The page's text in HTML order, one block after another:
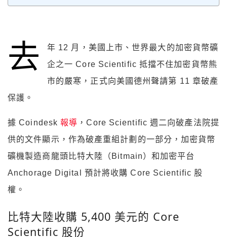
去
年 12 月，美國上市、世界最大的加密貨幣礦
企之一 Core Scientific 抵擋不住加密貨幣熊
市的嚴寒，正式向美國德州聲請第 11 章破產
保護。
據 Coindesk報導 ，Core Scientific 週二向破產法院提
供的文件顯示，作為破產重組計劃的一部分，加密貨幣
礦機製造商龍頭比特大陸（Bitmain）和加密平台
Anchorage Digital 預計將收購 Core Scientific 股
權。
比特大陸收購 5,400 美元的 Core
Scientific 股份